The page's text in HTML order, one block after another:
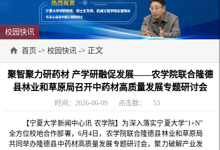
校园快讯
首页 -> 校园快讯 -> 正文
聚智聚力研药材 产学研融促发展——农学院联合隆德
县林业和草原局召开中药材高质量发展专题研讨会
时间：2026-06-09 点击数： 53
【宁夏大学新闻中心讯 农学院】为深入落实宁夏大学“1+N”
全方位校地合作部署，6月4日，农学院联合隆德县林业和草原局
共同举办隆德县中药材高质量发展专题研讨会，聚力破解产业发